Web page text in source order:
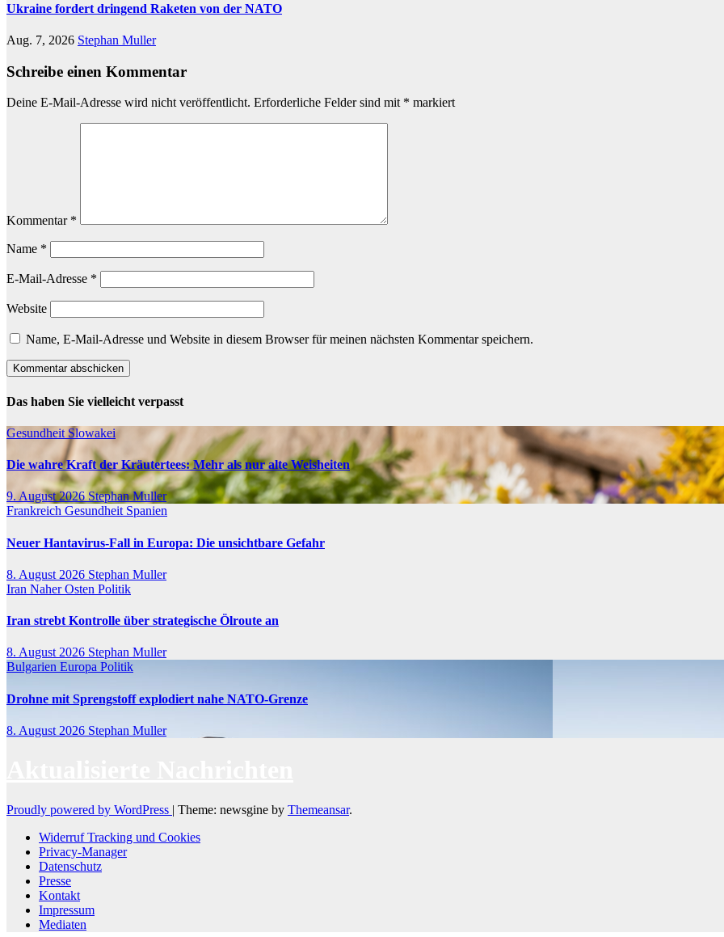
Ukraine fordert dringend Raketen von der NATO
Aug. 7, 2026 Stephan Muller
Schreibe einen Kommentar
Deine E-Mail-Adresse wird nicht veröffentlicht. Erforderliche Felder sind mit * markiert
Kommentar *
Name *
E-Mail-Adresse *
Website
Name, E-Mail-Adresse und Website in diesem Browser für meinen nächsten Kommentar speichern.
Das haben Sie vielleicht verpasst
Gesundheit Slowakei
Die wahre Kraft der Kräutertees: Mehr als nur alte Weisheiten
9. August 2026 Stephan Muller
Frankreich Gesundheit Spanien
Neuer Hantavirus-Fall in Europa: Die unsichtbare Gefahr
8. August 2026 Stephan Muller
Iran Naher Osten Politik
Iran strebt Kontrolle über strategische Ölroute an
8. August 2026 Stephan Muller
Bulgarien Europa Politik
Drohne mit Sprengstoff explodiert nahe NATO-Grenze
8. August 2026 Stephan Muller
Proudly powered by WordPress | Theme: newsgine by Themeansar.
Widerruf Tracking und Cookies
Privacy-Manager
Datenschutz
Presse
Kontakt
Impressum
Mediaten